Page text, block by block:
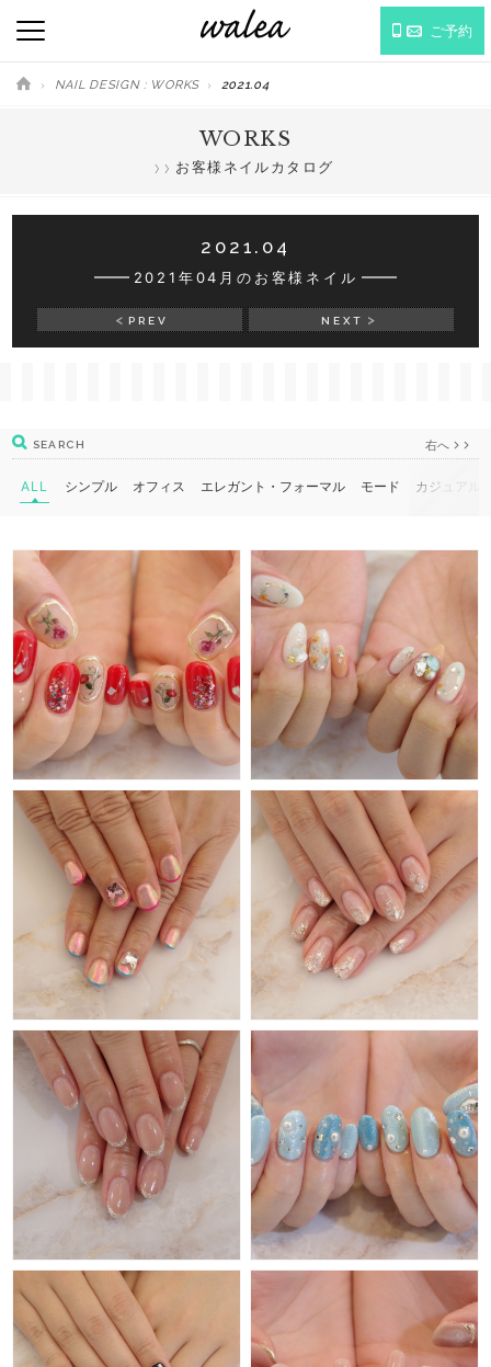
ご予約
NAIL DESIGN : WORKS 2021.04
WORKS
お客様ネイルカタログ
2021.04
2021年04月のお客様ネイル
PREV NEXT
SEARCH 右へ
ALL シンプル オフィス エレガント・フォーマル モード カジュアル